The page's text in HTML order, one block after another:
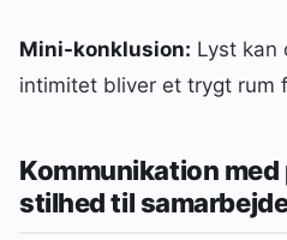
Mini-konklusion: Lyst kan
intimitet bliver et trygt rum
Kommunikation
stilhed til